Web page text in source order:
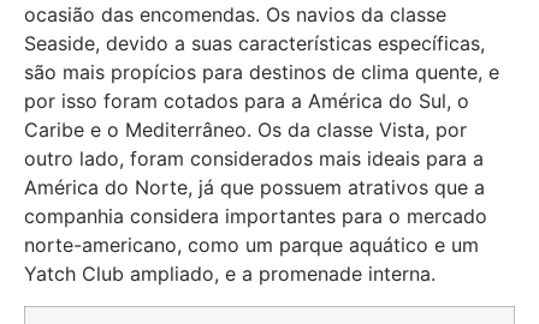
ocasião das encomendas. Os navios da classe
Seaside, devido a suas características específicas,
são mais propícios para destinos de clima quente, e
por isso foram cotados para a América do Sul, o
Caribe e o Mediterrâneo. Os da classe Vista, por
outro lado, foram considerados mais ideais para a
América do Norte, já que possuem atrativos que a
companhia considera importantes para o mercado
norte-americano, como um parque aquático e um
Yatch Club ampliado, e a promenade interna.